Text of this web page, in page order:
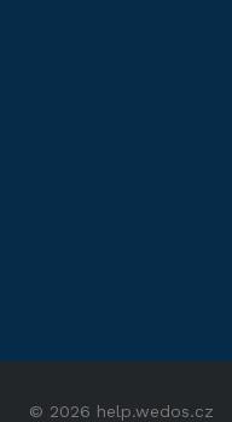
© 2026 help.wedos.cz